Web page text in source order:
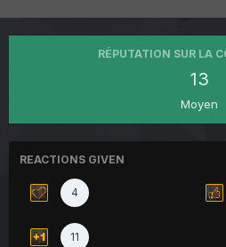
RÉPUTATION SUR LA
13
Moyen
REACTIONS GIVEN
4
11